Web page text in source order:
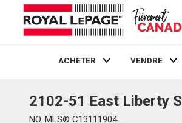
ACHETER VENDRE
2102-51 East Liberty
NO. MLS® C13111904